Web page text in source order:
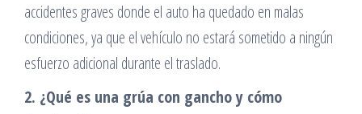
accidentes graves donde el auto ha quedado en malas
condiciones, ya que el vehículo no estará sometido a ningún
esfuerzo adicional durante el traslado.
2. ¿Qué es una grúa con gancho y cómo